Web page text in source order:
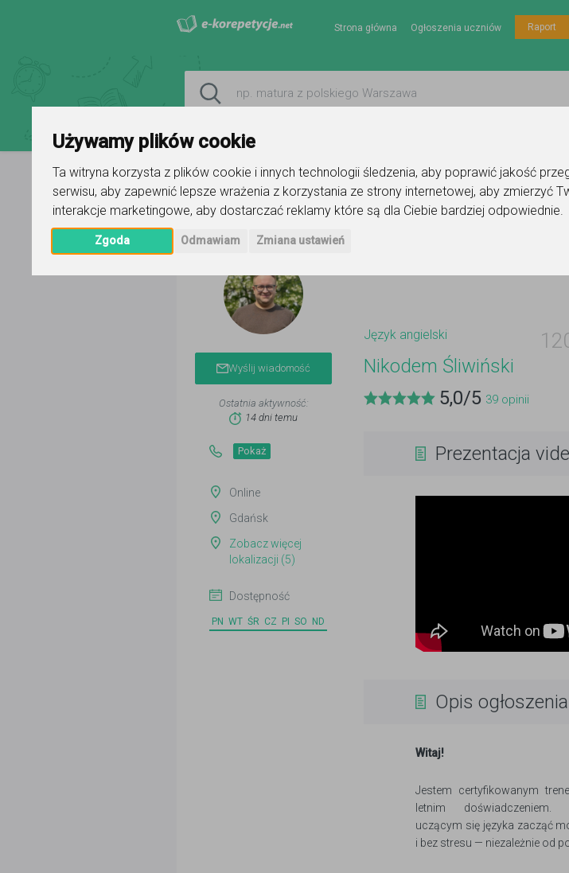
Używamy plików cookie
Ta witryna korzysta z plików cookie i innych technologii śledzenia, aby poprawić jakość
serwisu, aby zapewnić lepsze wrażenia z korzystania ze strony internetowej, aby zmierzyć
interakcje marketingowe, aby dostarczać reklamy które są dla Ciebie bardziej odpowiednie.
Zgoda Odmawiam Zmiana ustawień
Strona główna Ogłoszenia uczniów Raport
Strona główna Nikodem Śliwiński Ogłoszenie korepetytora - język
Wyślij wiadomość
Ostatnia aktywność:
14 dni temu
Pokaż
Online
Gdańsk
Zobacz więcej
lokalizacji (5)
Dostępność
PN WT ŚR CZ PI SO ND
Język angielski
Nikodem Śliwiński
5,0/5 39 opinii
Prezentacja
Opis ogłoszenia
Witaj!
Jestem certyfikowanym
letnim
uczącym się języka zacząć
i bez stresu — niezależnie od